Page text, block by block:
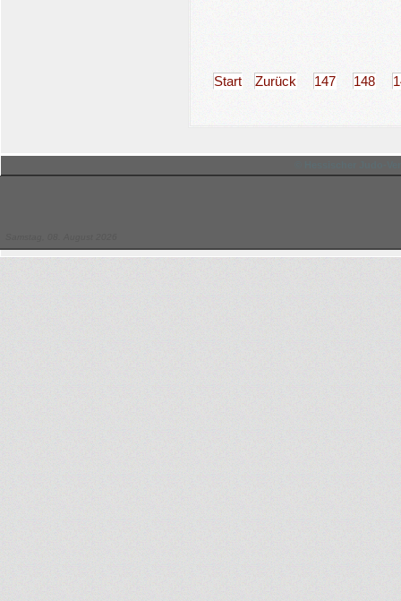
Start Zurück 147 148